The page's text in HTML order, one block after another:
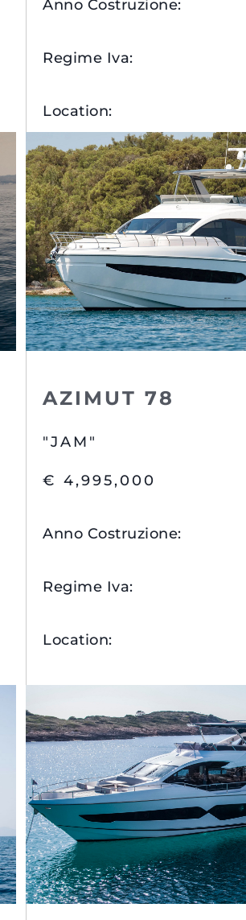
Anno Costruzione:
Regime Iva:
Location:
Visualizza Dettagli
AZIMUT 78
"JAM"
€ 4,995,000
Anno Costruzione:
Regime Iva:
Location:
Aspetti Legali
POLICY SULLA PRIVACY
MODERN SLAVERY
STATEMENT
TERMINI E CONDIZIONI
COOKIE POLICY
RECLUTAMENTO